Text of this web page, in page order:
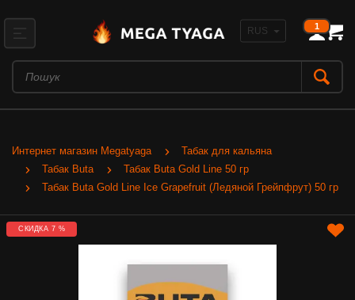
1
Интернет магазин Megatyaga
Табак для кальяна
Табак Buta
Табак Buta Gold Line 50 гр
Табак Buta Gold Line Ice Grapefruit (Ледяной Грейпфрут) 50 гр
СКИДКА 7 %